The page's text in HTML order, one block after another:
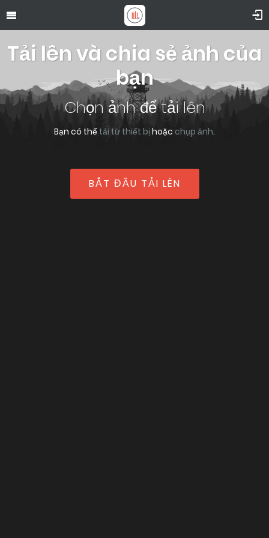
Tải lên và chia sẻ ảnh của
bạn
Chọn ảnh để tải lên
Bạn có thể tải từ thiết bị hoặc chụp ảnh.
BẮT ĐẦU TẢI LÊN